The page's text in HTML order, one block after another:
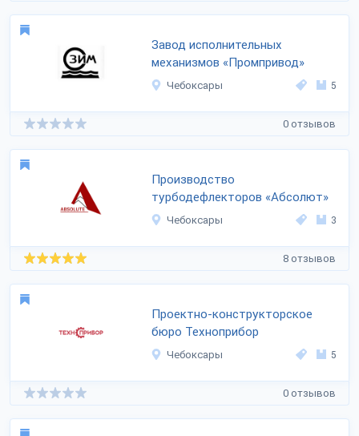
Завод исполнительных
механизмов «Промпривод»
Чебоксары 5
0 отзывов
Производство
турбодефлекторов «Абсолют»
Чебоксары 3
8 отзывов
Проектно-конструкторское
бюро Техноприбор
Чебоксары 5
0 отзывов